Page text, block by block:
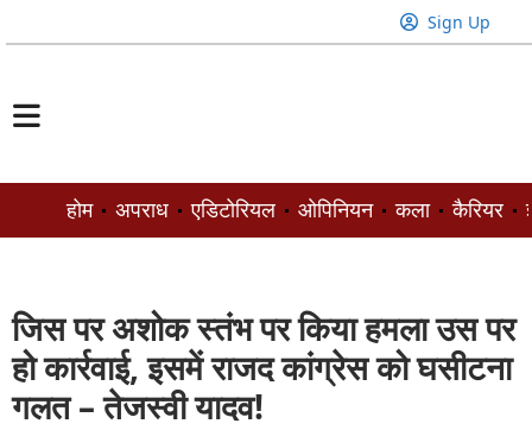
Sign Up
होम अपराध एडिटोरियल ओपिनियन कला कैरियर
जिस पर अशोक स्तंभ पर किया हमला उस पर
हो कार्रवाई, इसमें राजद कांग्रेस को घसीटना
गलत – तेजस्वी यादव!